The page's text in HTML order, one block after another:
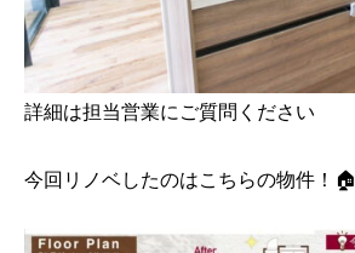
詳細は担当営業にご質問ください
今回リノベしたのはこちらの物件！🏠